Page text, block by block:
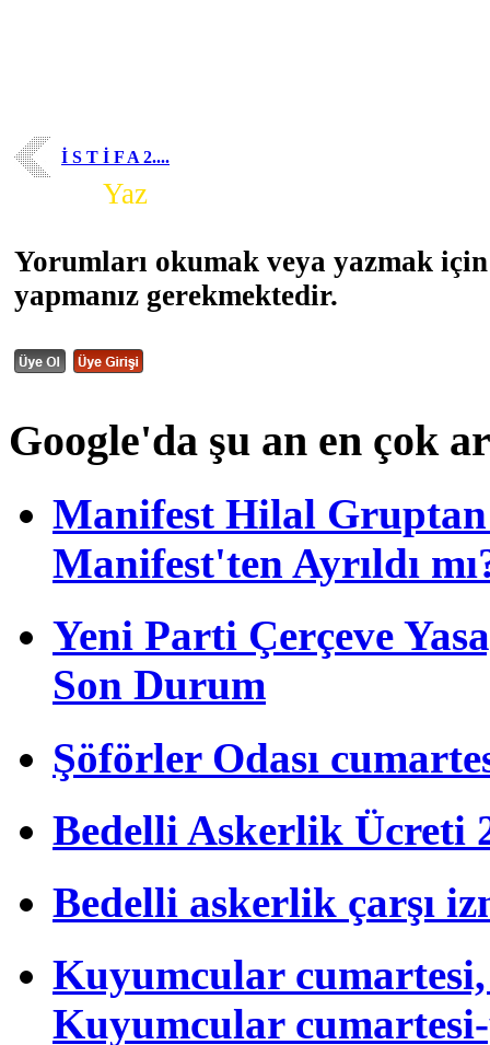
İ S T İ F A 2....
Yaz
Yorumları okumak veya yazmak
yapmanız gerekmektedir.
Google'da şu an en çok
Manifest Hilal Gruptan
Manifest'ten Ayrıldı
Yeni Parti Çerçeve
Son Durum
Şöförler Odası
Bedelli Askerlik Ücreti
Bedelli askerlik çarşı
Kuyumcular cumartesi,
Kuyumcular